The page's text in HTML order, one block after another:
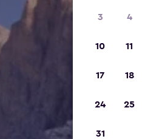
3 4
10 11
17 18
24 25
31